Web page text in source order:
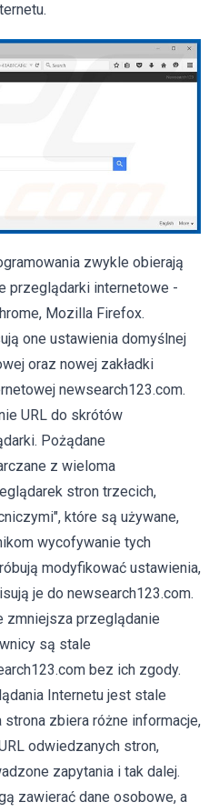
zwykle obierają
przeglądarki internetowe -
Mozilla Firefox.
one ustawienia domyślnej
oraz nowej zakładki
newsearch123.com.
URL do skrótów
Pożądane
z wieloma
stron trzecich,
które są używane,
wycofywanie tych
modyfikować ustawienia,
je do newsearch123.com.
zmniejsza przeglądanie
są stale
bez ich zgody.
Internetu jest stale
zbiera różne informacje,
odwiedzanych stron,
zapytania i tak dalej.
zawierać dane osobowe, a